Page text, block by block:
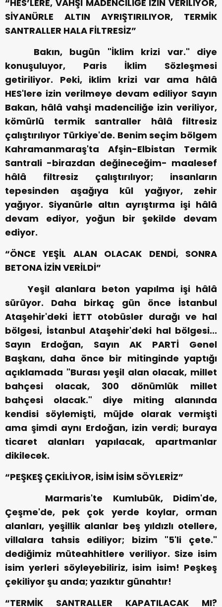
“HES’LERE, VAHŞİ MADENCİLİĞE İZİN VERİLİYOR,
SİYANÜRLE ALTIN AYRIŞTIRILIYOR, TERMİK
SANTRALLER HALA FİLTRESİZ”
Bakın, bugün "İklim krizi var." diye
konuşuluyor, Paris İklim Sözleşmesi
getiriliyor. Peki, iklim krizi var ama hâlâ
HES'lere izin verilmeye devam ediliyor Sayın
Bakan, hâlâ vahşi madenciliğe izin veriliyor,
kömürlü termik santraller hâlâ filtresiz
çalıştırılıyor Türkiye'de. Benim seçim bölgem
Kahramanmaraş'ta Afşin-Elbistan Termik
Santrali -birazdan değineceğim- maalesef
hâlâ filtresiz çalıştırılıyor; insanların
tepesinden aşağıya kül yağıyor, zehir
yağıyor. Siyanürle altın ayrıştırma işi hâlâ
devam ediyor, yoğun bir şekilde devam
ediyor.
“ÖNCE YEŞİL ALAN OLACAK DENDİ, SONRA
BETONA İZİN VERİLDİ”
Yeşil alanlara beton yapılma işi hâlâ
sürüyor. Daha birkaç gün önce İstanbul
Ataşehir'deki İETT otobüsler durağı ve hal
bölgesi, İstanbul Ataşehir'deki hal bölgesi...
Sayın Erdoğan, Sayın AK PARTİ Genel
Başkanı, daha önce bir mitinginde yaptığı
açıklamada "Burası yeşil alan olacak, millet
bahçesi olacak, 300 dönümlük millet
bahçesi olacak." diye miting alanında
kendisi söylemişti, müjde olarak vermişti
ama şimdi aynı Erdoğan, izin verdi; buraya
ticaret alanları yapılacak, apartmanlar
dikilecek.
“PEŞKEŞ ÇEKİLİYOR, İSİM İSİM SÖYLERİZ”
Marmaris'te Kumlubük, Didim'de,
Çeşme'de, pek çok yerde koylar, orman
alanları, yeşillik alanlar beş yıldızlı otellere,
villalara tahsis ediliyor; bizim "5'li çete."
dediğimiz müteahhitlere veriliyor. Size isim
isim yerleri söyleyebiliriz, isim isim! Peşkeş
çekiliyor şu anda; yazıktır günahtır!
“TERMİK SANTRALLER KAPATILACAK MI?